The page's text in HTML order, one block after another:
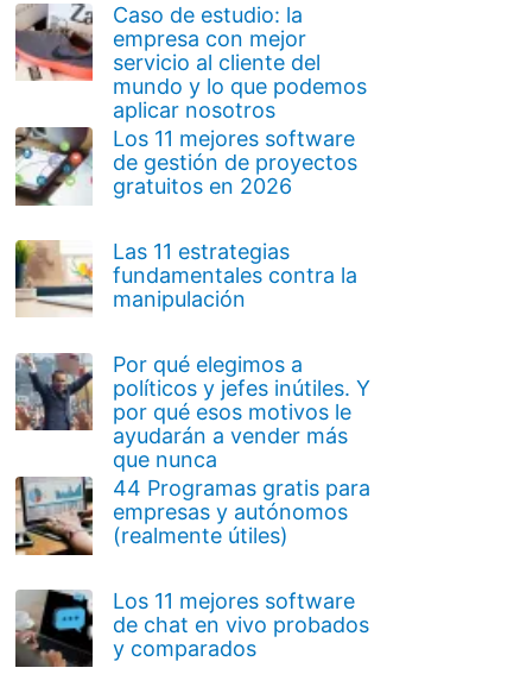
Caso de estudio: la
empresa con mejor
servicio al cliente del
mundo y lo que podemos
aplicar nosotros
Los 11 mejores software
de gestión de proyectos
gratuitos en 2026
Las 11 estrategias
fundamentales contra la
manipulación
Por qué elegimos a
políticos y jefes inútiles. Y
por qué esos motivos le
ayudarán a vender más
que nunca
44 Programas gratis para
empresas y autónomos
(realmente útiles)
Los 11 mejores software
de chat en vivo probados
y comparados